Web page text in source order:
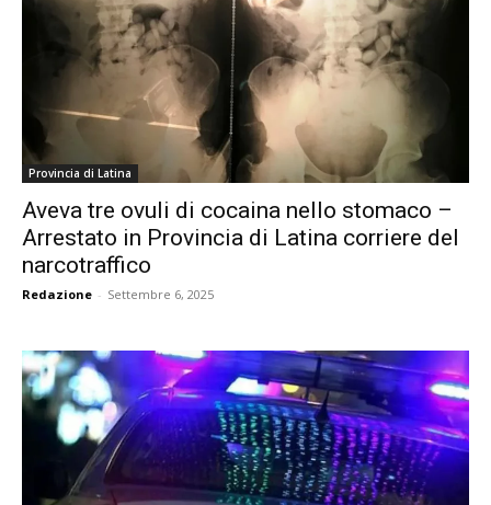
Provincia di Latina
Aveva tre ovuli di cocaina nello stomaco –
Arrestato in Provincia di Latina corriere del
narcotraffico
Redazione - Settembre 6, 2025